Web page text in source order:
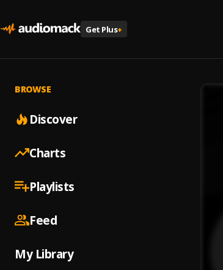
Get Plus+
BROWSE
Discover
Charts
Playlists
Feed
My Library